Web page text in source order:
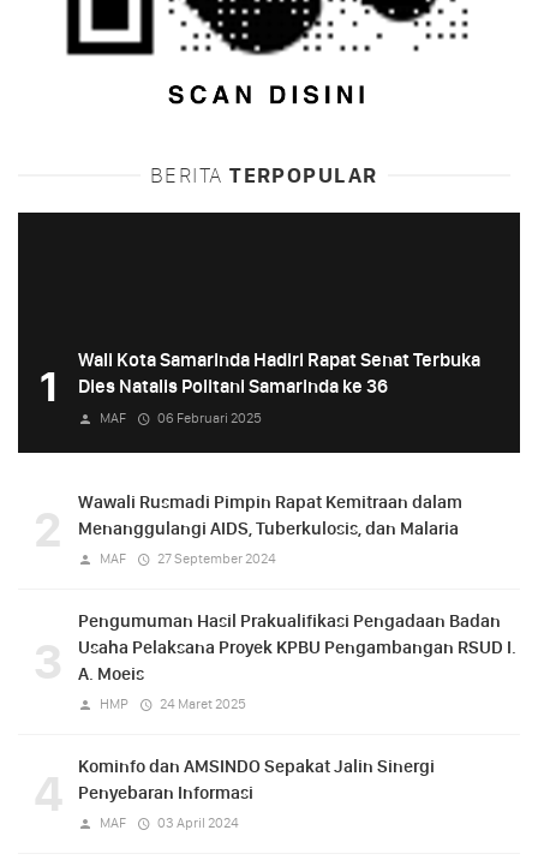
BERITA TERPOPULAR
1
Wali Kota Samarinda Hadiri Rapat Senat Terbuka
Dies Natalis Politani Samarinda ke 36
MAF 06 Februari 2025
2
Wawali Rusmadi Pimpin Rapat Kemitraan dalam
Menanggulangi AIDS, Tuberkulosis, dan Malaria
MAF 27 September 2024
3
Pengumuman Hasil Prakualifikasi Pengadaan Badan
Usaha Pelaksana Proyek KPBU Pengambangan RSUD I.
A. Moeis
HMP 24 Maret 2025
4
Kominfo dan AMSINDO Sepakat Jalin Sinergi
Penyebaran Informasi
MAF 03 April 2024